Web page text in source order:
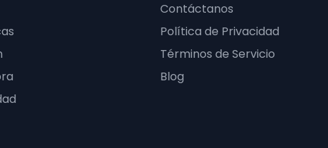
Contáctanos
Política de Privacidad
Términos de Servicio
Blog